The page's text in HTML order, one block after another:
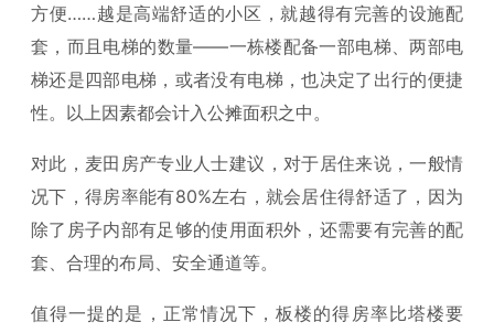
方便……越是高端舒适的小区，就越得有完善的设施配
套，而且电梯的数量——一栋楼配备一部电梯、两部电
梯还是四部电梯，或者没有电梯，也决定了出行的便捷
性。以上因素都会计入公摊面积之中。
对此，麦田房产专业人士建议，对于居住来说，一般情
况下，得房率能有80%左右，就会居住得舒适了，因为
除了房子内部有足够的使用面积外，还需要有完善的配
套、合理的布局、安全通道等。
值得一提的是，正常情况下，板楼的得房率比塔楼要